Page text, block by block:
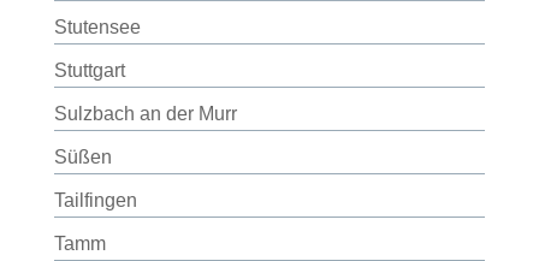
Stutensee
Stuttgart
Sulzbach an der Murr
Süßen
Tailfingen
Tamm